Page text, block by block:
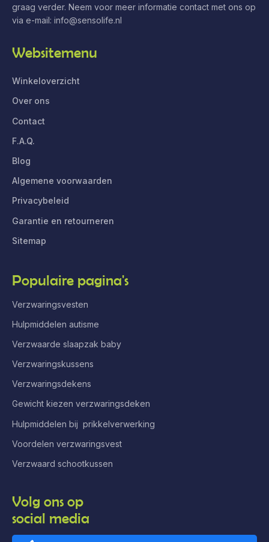
graag verder. Neem voor meer informatie contact met ons op
via e-mail: info@sensolife.nl
Websitemenu
Winkeloverzicht
Over ons
Contact
F.A.Q.
Blog
Algemene voorwaarden
Privacybeleid
Garantie en retourneren
Sitemap
Populaire pagina's
Verzwaringsvesten
Hulpmiddelen autisme
Verzwaarde slaapzak baby
Verzwaringskussens
Verzwaringsdekens
Gewicht kiezen verzwaringsdeken
Hulpmiddelen bij prikkelverwerking
Voordelen verzwaringsvest
Verzwaard schootkussen
Volg ons op
social media